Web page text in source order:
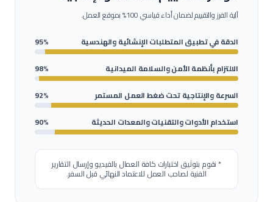
آلية الفرز والتقييم لضمان أداء قياسي 100% بموقع العمل.
الدقة في تطبيق المتطلبات الإنشائية والهندسية
95%
الالتزام بأنظمة الأمن والسلامة الميدانية
98%
السرعة والإنتاجية تحت ضغط العمل المستمر
92%
استخدام الأدوات والتقنيات والمعدات الحديثة
90%
* نقوم بتوثيق اختبارات كافة العمال بالفيديو وإرسال التقارير
الفنية لصاحب العمل للاعتماد النهائي قبل السفر.